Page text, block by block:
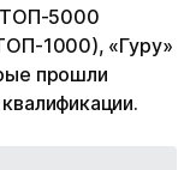
ТОП-5000
1000), «Гуру»
прошли